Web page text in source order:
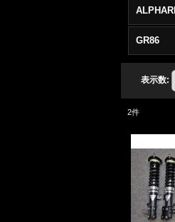
GR86
表示数:
2件